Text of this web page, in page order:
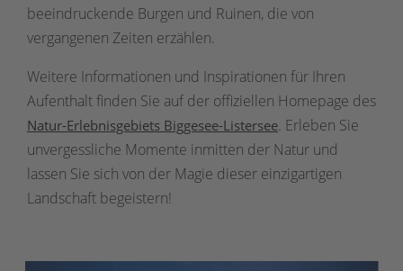
beeindruckende Burgen und Ruinen, die von
vergangenen Zeiten erzählen.
Weitere Informationen und Inspirationen für Ihren
Aufenthalt finden Sie auf der offiziellen Homepage des
Natur-Erlebnisgebiets Biggesee-Listersee. Erleben Sie
unvergessliche Momente inmitten der Natur und
lassen Sie sich von der Magie dieser einzigartigen
Landschaft begeistern!